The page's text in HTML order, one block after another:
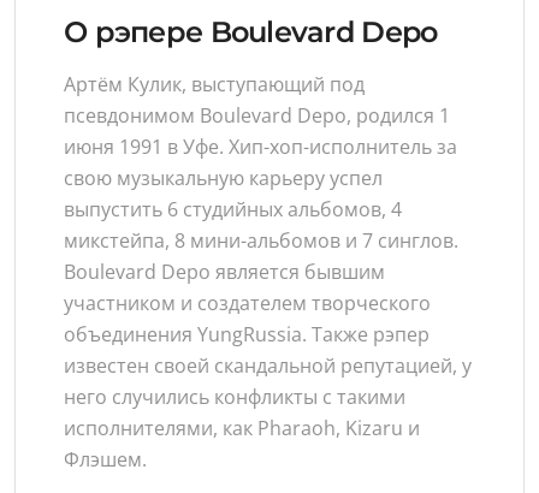
О рэпере Boulevard Depo
Артём Кулик, выступающий под
псевдонимом Boulevard Depo, родился 1
июня 1991 в Уфе. Хип-хоп-исполнитель за
свою музыкальную карьеру успел
выпустить 6 студийных альбомов, 4
микстейпа, 8 мини-альбомов и 7 синглов.
Boulevard Depo является бывшим
участником и создателем творческого
объединения YungRussia. Также рэпер
известен своей скандальной репутацией, у
него случились конфликты с такими
исполнителями, как Pharaoh, Kizaru и
Флэшем.